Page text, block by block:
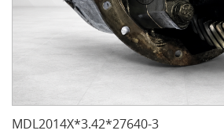
MDL2014X*3.42*27640-3